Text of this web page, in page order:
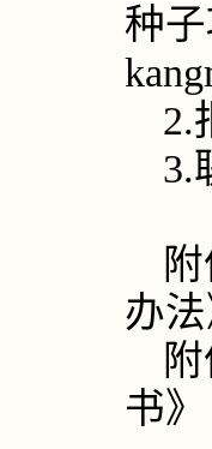
种
2.
3.
办
书